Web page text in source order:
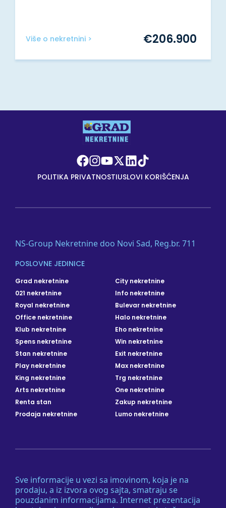
Više o nekretnini > €206.900
POLITIKA PRIVATNOSTIUSLOVI KORIŠĆENJA
Sve informacije u vezi sa imovinom, koja je na
prodaju, a iz izvora ovog sajta, smatraju se
pouzdanim informacijama. Internet prezentacija
NS-Group Nekretnine doo Novi Sad, Reg.br. 711
POSLOVNE JEDINICE
Grad nekretnine
City nekretnine
021 nekretnine
Info nekretnine
Royal nekretnine
Bulevar nekretnine
Office nekretnine
Halo nekretnine
Klub nekretnine
Eho nekretnine
Spens nekretnine
Win nekretnine
Stan nekretnine
Exit nekretnine
Play nekretnine
Max nekretnine
King nekretnine
Trg nekretnine
Arts nekretnine
One nekretnine
Renta stan
Zakup nekretnine
Prodaja nekretnine
Lumo nekretnine